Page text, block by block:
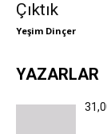
Çıktık
Yeşim Dinçer
YAZARLAR